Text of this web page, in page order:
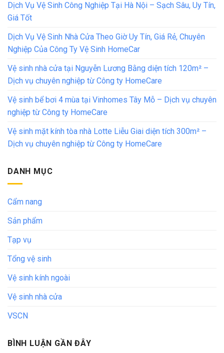
Dịch Vụ Vệ Sinh Công Nghiệp Tại Hà Nội – Sạch Sâu, Uy Tín,
Giá Tốt
Dịch Vụ Vệ Sinh Nhà Cửa Theo Giờ Uy Tín, Giá Rẻ, Chuyên
Nghiệp Của Công Ty Vệ Sinh HomeCar
Vệ sinh nhà cửa tại Nguyễn Lương Bằng diện tích 120m² –
Dịch vụ chuyên nghiệp từ Công ty HomeCare
Vệ sinh bể bơi 4 mùa tại Vinhomes Tây Mỗ – Dịch vụ chuyên
nghiệp từ Công ty HomeCare
Vệ sinh mặt kính tòa nhà Lotte Liễu Giai diện tích 300m² –
Dịch vụ chuyên nghiệp từ Công ty HomeCare
DANH MỤC
Cẩm nang
Sản phẩm
Tạp vụ
Tổng vệ sinh
Vệ sinh kính ngoài
Vệ sinh nhà cửa
VSCN
BÌNH LUẬN GẦN ĐÂY